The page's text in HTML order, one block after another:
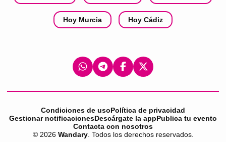
Hoy Murcia Hoy Cádiz
Condiciones de usoPolítica de privacidad
Gestionar notificacionesDescárgate la appPublica tu evento
Contacta con nosotros
© 2026 Wandary. Todos los derechos reservados.